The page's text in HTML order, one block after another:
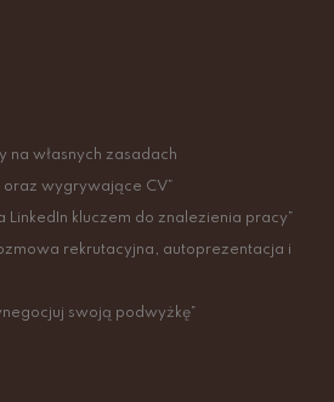
na własnych zasadach
oraz wygrywające CV”
LinkedIn kluczem do znalezienia pracy”
rekrutacyjna, autoprezentacja i
swoją podwyżkę”